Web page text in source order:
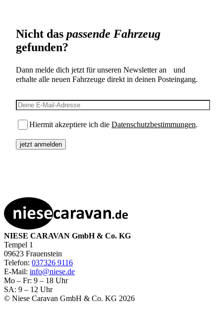
Nicht das passende Fahrzeug
gefunden?
Dann melde dich jetzt für unseren Newsletter an und
erhalte alle neuen Fahrzeuge direkt in deinen Posteingang.
E-Mail-Adresse
Hiermit akzeptiere ich die Datenschutzbestimmungen.
NIESE CARAVAN GmbH & Co. KG
Tempel 1
09623 Frauenstein
Telefon: 037326 9116
E-Mail: info@niese.de
Mo – Fr: 9 – 18 Uhr
SA: 9 – 12 Uhr
© Niese Caravan GmbH & Co. KG 2026